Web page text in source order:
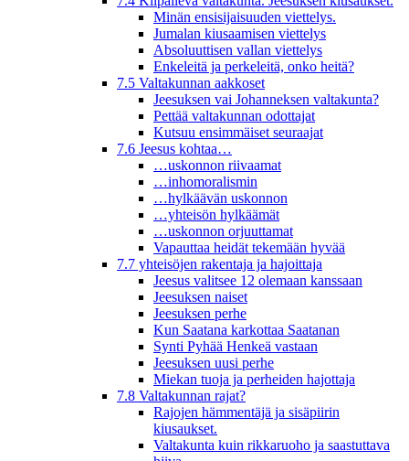
Minän ensisijaisuuden viettelys.
Jumalan kiusaamisen viettelys
Absoluuttisen vallan viettelys
Enkeleitä ja perkeleitä, onko heitä?
7.5 Valtakunnan aakkoset
Jeesuksen vai Johanneksen valtakunta?
Pettää valtakunnan odottajat
Kutsuu ensimmäiset seuraajat
7.6 Jeesus kohtaa…
…uskonnon riivaamat
…inhomoralismin
…hylkäävän uskonnon
…yhteisön hylkäämät
…uskonnon orjuuttamat
Vapauttaa heidät tekemään hyvää
7.7 yhteisöjen rakentaja ja hajoittaja
Jeesus valitsee 12 olemaan kanssaan
Jeesuksen naiset
Jeesuksen perhe
Kun Saatana karkottaa Saatanan
Synti Pyhää Henkeä vastaan
Jeesuksen uusi perhe
Miekan tuoja ja perheiden hajottaja
7.8 Valtakunnan rajat?
Rajojen hämmentäjä ja sisäpiirin
kiusaukset.
Valtakunta kuin rikkaruoho ja saastuttava